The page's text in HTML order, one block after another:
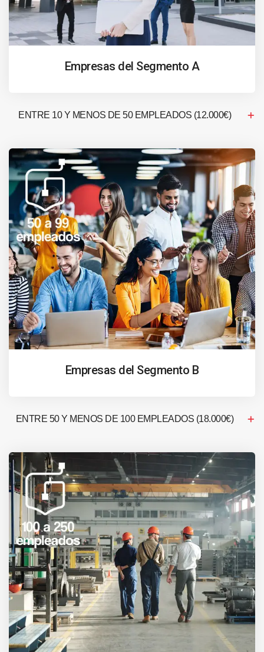
Empresas del Segmento A
ENTRE 10 Y MENOS DE 50 EMPLEADOS (12.000€)
Empresas del Segmento B
ENTRE 50 Y MENOS DE 100 EMPLEADOS (18.000€)